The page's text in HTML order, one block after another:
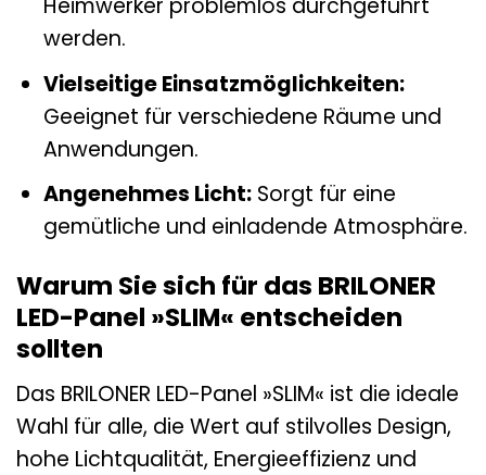
Heimwerker problemlos durchgeführt
werden.
Vielseitige Einsatzmöglichkeiten:
Geeignet für verschiedene Räume und
Anwendungen.
Angenehmes Licht:Sorgt für eine
gemütliche und einladende Atmosphäre.
Warum Sie sich für das BRILONER
LED-Panel »SLIM« entscheiden
sollten
Das BRILONER LED-Panel »SLIM« ist die ideale
Wahl für alle, die Wert auf stilvolles Design,
hohe Lichtqualität, Energieeffizienz und